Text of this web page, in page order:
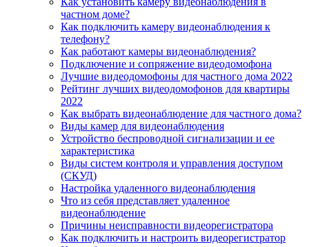
частном доме?
Как подключить камеру видеонаблюдения к
телефону?
Как работают камеры видеонаблюдения?
Подключение и сопряжение видеодомофона
Лучшие видеодомофоны для частного дома 2022
Рейтинг лучших видеодомофонов для квартиры
2022
Как выбрать видеонаблюдение для частного дома?
Виды камер для видеонаблюдения
Устройство беспроводной сигнализации и ее
характеристика
Виды систем контроля и управления доступом
(СКУД)
Настройка удаленного видеонаблюдения
Что из себя представляет удаленное
видеонаблюдение
Причины неисправности видеорегистратора
Как подключить и настроить видеорегистратор